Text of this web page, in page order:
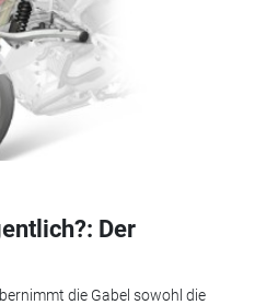
Der
die Gabel sowohl die